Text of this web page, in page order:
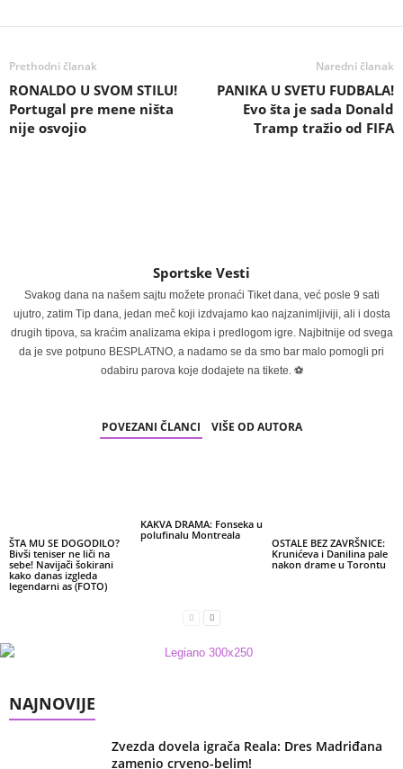
Prethodni članak
RONALDO U SVOM STILU!
Portugal pre mene ništa
nije osvojio
Naredni članak
PANIKA U SVETU FUDBALA!
Evo šta je sada Donald
Tramp tražio od FIFA
Sportske Vesti
Svakog dana na našem sajtu možete pronaći Tiket dana, već posle 9 sati
ujutro, zatim Tip dana, jedan meč koji izdvajamo kao najzanimljiviji, ali i dosta
drugih tipova, sa kraćim analizama ekipa i predlogom igre. Najbitnije od svega
da je sve potpuno BESPLATNO, a nadamo se da smo bar malo pomogli pri
odabiru parova koje dodajete na tikete. ⚽
POVEZANI ČLANCI VIŠE OD AUTORA
ŠTA MU SE DOGODILO?
Bivši teniser ne liči na
sebe! Navijači šokirani
kako danas izgleda
legendarni as (FOTO)
KAKVA DRAMA: Fonseka u
polufinalu Montreala
OSTALE BEZ ZAVRŠNICE:
Krunićeva i Danilina pale
nakon drame u Torontu
NAJNOVIJE
Zvezda dovela igrača Reala: Dres Madriđana
zamenio crveno-belim!